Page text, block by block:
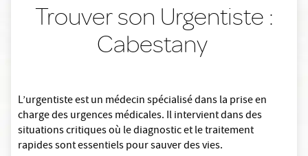
Trouver son Urgentiste :
Cabestany
L’urgentiste est un médecin spécialisé dans la prise en
charge des urgences médicales. Il intervient dans des
situations critiques où le diagnostic et le traitement
rapides sont essentiels pour sauver des vies.